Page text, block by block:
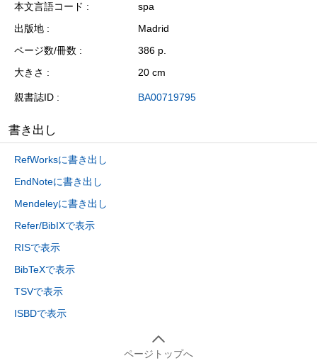
本文言語コード
spa
出版地
Madrid
ページ数/冊数
386 p.
大きさ
20 cm
親書誌ID BA00719795
書き出し
RefWorksに書き出し
EndNoteに書き出し
Mendeleyに書き出し
Refer/BibIXで表示
RISで表示
BibTeXで表示
TSVで表示
ISBDで表示
ページトップへ